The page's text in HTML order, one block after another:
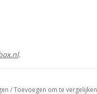
.
/Toevoegen om te vergelijken